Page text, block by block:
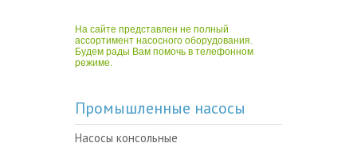
На сайте представлен не полный
ассортимент насосного оборудования.
Будем рады Вам помочь в телефонном
режиме.
Промышленные насосы
Насосы консольные